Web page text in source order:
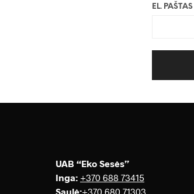
EL. PAŠTAS
UAB “Eko Sesės”
Inga: +370 688 73415
Saulė:+370 680 71303